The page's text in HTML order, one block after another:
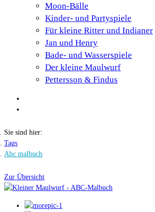
Moon-Bälle
Kinder- und Partyspiele
Für kleine Ritter und Indianer
Jan und Henry
Bade- und Wasserspiele
Der kleine Maulwurf
Pettersson & Findus
Sie sind hier:
Tags
Abc malbuch
Zur Übersicht